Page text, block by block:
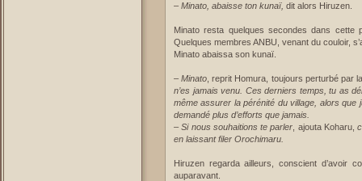
– Minato, abaisse ton kunaï, dit alors Hiruzen.
Minato resta quelques secondes dans cette
Quelques membres ANBU, venant du couloir,
Minato abaissa son kunaï.
–Minato , reprit Homura, toujours perturbé par
n’es jamais venu. Ces derniers temps, tu as
même assurer la pérénité du village, alors que
demandé plus d’efforts que jamais.
– Si nous souhaitions te parler , ajouta Koharu,
en laissant filer Orochimaru.
Hiruzen regarda ailleurs, conscient d’avoir
auparavant.